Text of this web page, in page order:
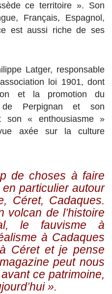
ce territoire ». Son
Français, Espagnol,
est aussi riche de ses
Latger, responsable
loi 1901, dont
et la promotion du
Perpignan et son
son « enthousiasme »
axée sur la culture
de choses à faire
particulier autour
Céret, Cadaques.
volcan de l’histoire
le fauvisme à
à Cadaques
Céret et je pense
peut nous
ce patrimoine,
».